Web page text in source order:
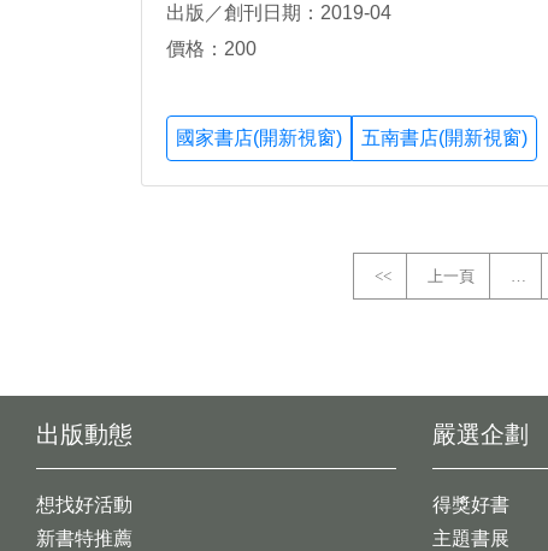
出版／創刊日期：2019-04
價格：200
國家書店(開新視窗) 五南書店(開新視窗)
<< 上一頁 …
出版動態
想找好活動
新書特推薦
嚴選企劃
得獎好書
主題書展